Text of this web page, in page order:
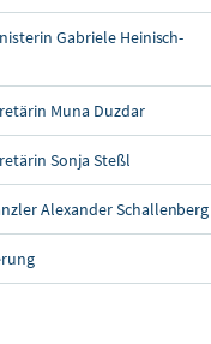
Gabriele Heinisch-
Muna Duzdar
Sonja Steßl
Alexander Schallenberg